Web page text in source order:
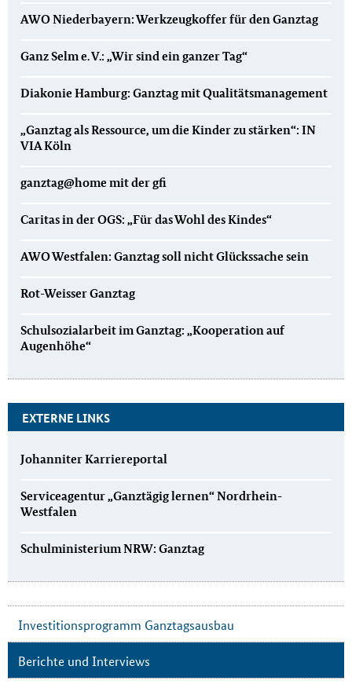
AWO Niederbayern: Werkzeugkoffer für den Ganztag
Ganz Selm e. V.: „Wir sind ein ganzer Tag“
Diakonie Hamburg: Ganztag mit Qualitätsmanagement
„Ganztag als Ressource, um die Kinder zu stärken“: IN
VIA Köln
ganztag@home mit der gfi
Caritas in der OGS: „Für das Wohl des Kindes“
AWO Westfalen: Ganztag soll nicht Glückssache sein
Rot-Weisser Ganztag
Schulsozialarbeit im Ganztag: „Kooperation auf
Augenhöhe“
EXTERNE LINKS
Johanniter Karriereportal
Serviceagentur „Ganztägig lernen“ Nordrhein-
Westfalen
Schulministerium NRW: Ganztag
Investitionsprogramm Ganztagsausbau
Berichte und Interviews